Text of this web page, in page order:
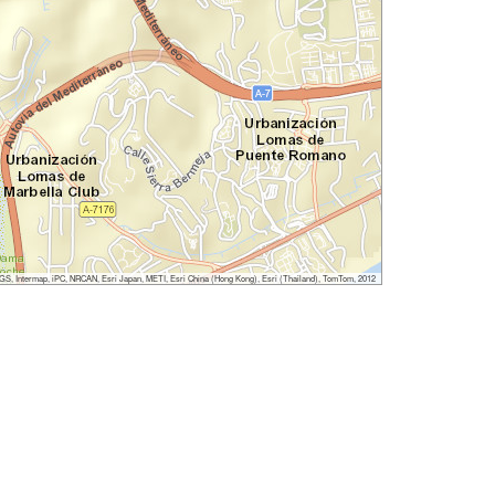
Intermap, iPC, NRCAN, Esri Japan, METI, Esri China (Hong Kong), Esri (Thailand), TomTom, 2012